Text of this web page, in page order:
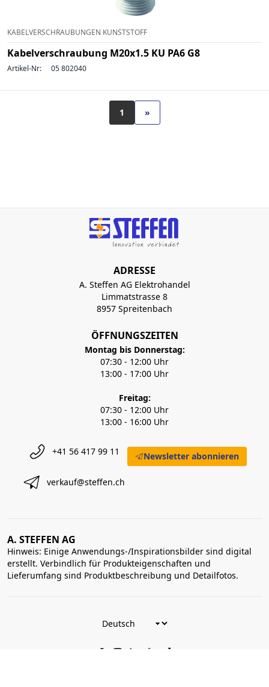
KABELVERSCHRAUBUNGEN KUNSTSTOFF
Kabelverschraubung M20x1.5 KU PA6 G8
Artikel-Nr: 05 802040
1 »
ADRESSE
A. Steffen AG Elektrohandel
Limmatstrasse 8
8957 Spreitenbach
ÖFFNUNGSZEITEN
Montag bis Donnerstag:
07:30 - 12:00 Uhr
13:00 - 17:00 Uhr
Freitag:
07:30 - 12:00 Uhr
13:00 - 16:00 Uhr
+41 56 417 99 11
verkauf@steffen.ch
Newsletter abonnieren
A. STEFFEN AG
Hinweis: Einige Anwendungs-/Inspirationsbilder sind digital
erstellt. Verbindlich für Produkteigenschaften und
Lieferumfang sind Produktbeschreibung und Detailfotos.